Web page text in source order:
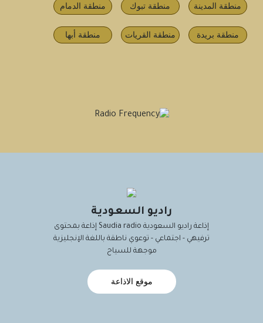
منطقة المدينة منطقة تبوك منطقة الدمام
منطقة بريدة منطقة القريات منطقة أبها
راديو السعودية
إذاعة راديو السعودية Saudia radio إذاعة بمحتوى
ترفيهي - اجتماعي - توعوي ناطقة باللغة الإنجليزية
موجهة للسياح
موقع الاذاعة